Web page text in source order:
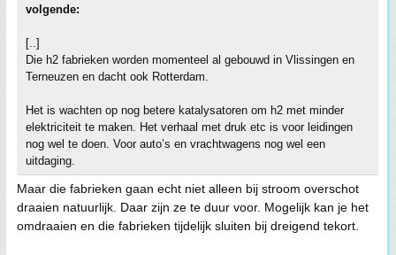
volgende:
[..]
Die h2 fabrieken worden momenteel al gebouwd in Vlissingen en
Terneuzen en dacht ook Rotterdam.
Het is wachten op nog betere katalysatoren om h2 met minder
elektriciteit te maken. Het verhaal met druk etc is voor leidingen
nog wel te doen. Voor auto’s en vrachtwagens nog wel een
uitdaging.
Maar die fabrieken gaan echt niet alleen bij stroom overschot
draaien natuurlijk. Daar zijn ze te duur voor. Mogelijk kan je het
omdraaien en die fabrieken tijdelijk sluiten bij dreigend tekort.